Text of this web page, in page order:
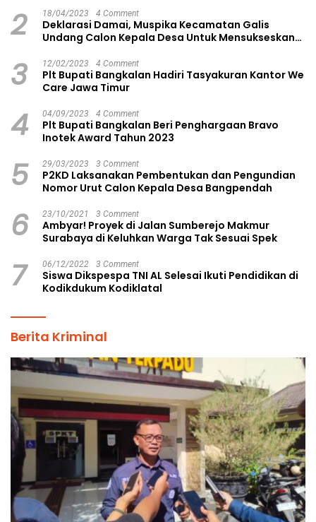
2 18/04/2023 4 Comment
Deklarasi Damai, Muspika Kecamatan Galis
Undang Calon Kepala Desa Untuk Mensukseskan
3 12/02/2023 4 Comment
Plt Bupati Bangkalan Hadiri Tasyakuran Kantor We
Care Jawa Timur
4 04/09/2023 4 Comment
Plt Bupati Bangkalan Beri Penghargaan Bravo
Inotek Award Tahun 2023
5 29/03/2023 3 Comment
P2KD Laksanakan Pembentukan dan Pengundian
Nomor Urut Calon Kepala Desa Bangpendah
6 23/10/2021 3 Comment
Ambyar! Proyek di Jalan Sumberejo Makmur
Surabaya di Keluhkan Warga Tak Sesuai Spek
7 06/12/2022 3 Comment
Siswa Dikspespa TNI AL Selesai Ikuti Pendidikan di
Kodikdukum Kodiklatal
Berita Kriminal